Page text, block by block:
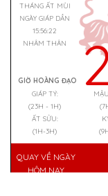
THÁNG ẤT MÙI
NGÀY GIÁP DẦN
15:56:23
NHÂM THÂN
GIỜ HOÀNG ĐẠO
GIÁP TÝ:
(23H - 1H)
ẤT SỬU:
(1H-3H)
QUAY VỀ NGÀY
HÔM NAY